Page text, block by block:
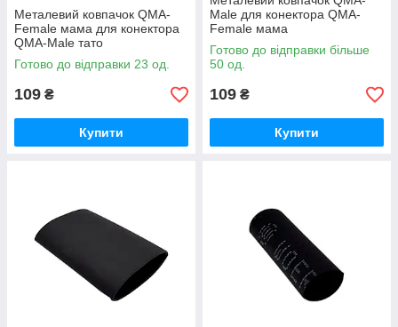
Металевий ковпачок QMA-
Female мама для конектора
QMA-Male тато
Готово до відправки 23 од.
109 ₴
Купити
Male для конектора QMA-
Female мама
Готово до відправки більше
50 од.
109 ₴
Купити